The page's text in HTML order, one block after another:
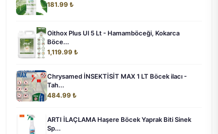
181.99 ₺
Oithox Plus Ul 5 Lt - Hamamböceği, Kokarca
Böce...
1,119.99 ₺
Chrysamed İNSEKTİSİT MAX 1 LT Böcek ilacı -
Tah...
484.99 ₺
ARTI İLAÇLAMA Haşere Böcek Yaprak Biti Sinek
Sp...